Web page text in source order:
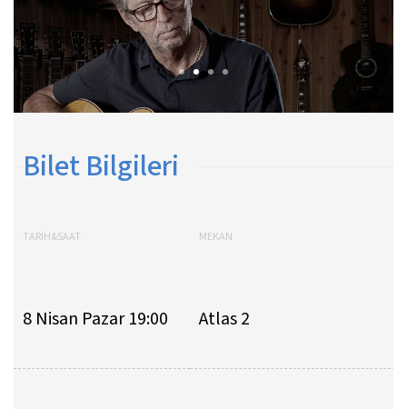
Bilet Bilgileri
TARİH&SAAT MEKAN
8 Nisan Pazar 19:00 Atlas 2